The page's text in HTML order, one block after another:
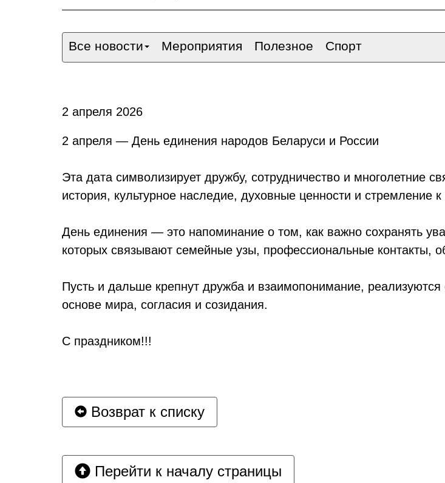
Все новости Мероприятия Полезное Спорт
2 апреля 2026
2 апреля — День единения народов Беларуси и России
Эта дата символизирует дружбу, сотрудничество и
история, культурное наследие, духовные ценности и стремление
День единения — это напоминание о том, как важно сохранять
которых связывают семейные узы, профессиональные контакты,
Пусть и дальше крепнут дружба и взаимопонимание,
основе мира, согласия и созидания.
С праздником!!!
Возврат к списку
Перейти к началу страницы